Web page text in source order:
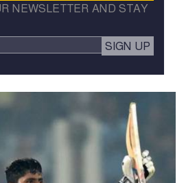
NEWSLETTER AND STAY